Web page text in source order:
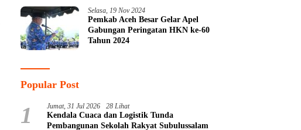
Selasa, 19 Nov 2024
Pemkab Aceh Besar Gelar Apel
Gabungan Peringatan HKN ke-60
Tahun 2024
Popular Post
1 Jumat, 31 Jul 2026 28 Lihat
Kendala Cuaca dan Logistik Tunda
Pembangunan Sekolah Rakyat Subulussalam